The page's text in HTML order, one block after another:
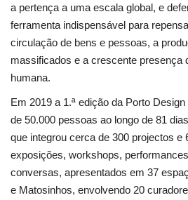
a pertença a uma escala global, e
ferramenta indispensável para
circulação de bens e pessoas, a
massificados e a crescente presença
humana.
Em 2019 a 1.ª edição da Porto
de 50.000 pessoas ao longo de 81
que integrou cerca de 300 projectos e
exposições, workshops,
conversas, apresentados em 37
e Matosinhos, envolvendo 20